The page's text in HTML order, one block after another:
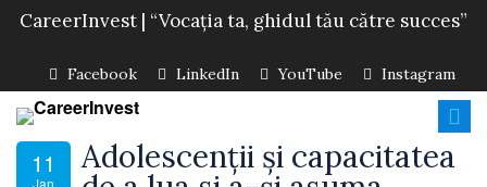
CareerInvest | “Vocația ta, ghidul tău către succes”
Facebook LinkedIn YouTube Instagram
11
Jan
Adolescenții și capacitatea